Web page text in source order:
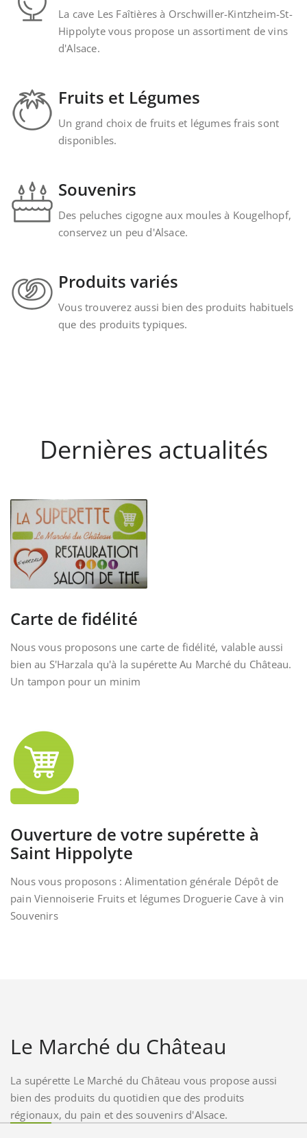
La cave Les Faîtières à Orschwiller-Kintzheim-St-
Hippolyte vous propose un assortiment de vins
d'Alsace.
Fruits et Légumes
Un grand choix de fruits et légumes frais sont
disponibles.
Souvenirs
Des peluches cigogne aux moules à Kougelhopf,
conservez un peu d'Alsace.
Produits variés
Vous trouverez aussi bien des produits habituels
que des produits typiques.
Dernières actualités
Carte de fidélité
Nous vous proposons une carte de fidélité, valable aussi
bien au S'Harzala qu'à la supérette Au Marché du Château.
Un tampon pour un minim
Ouverture de votre supérette à
Saint Hippolyte
Nous vous proposons : Alimentation générale Dépôt de
pain Viennoiserie Fruits et légumes Droguerie Cave à vin
Souvenirs
Le Marché du Château
La supérette Le Marché du Château vous propose aussi
bien des produits du quotidien que des produits
régionaux, du pain et des souvenirs d'Alsace.